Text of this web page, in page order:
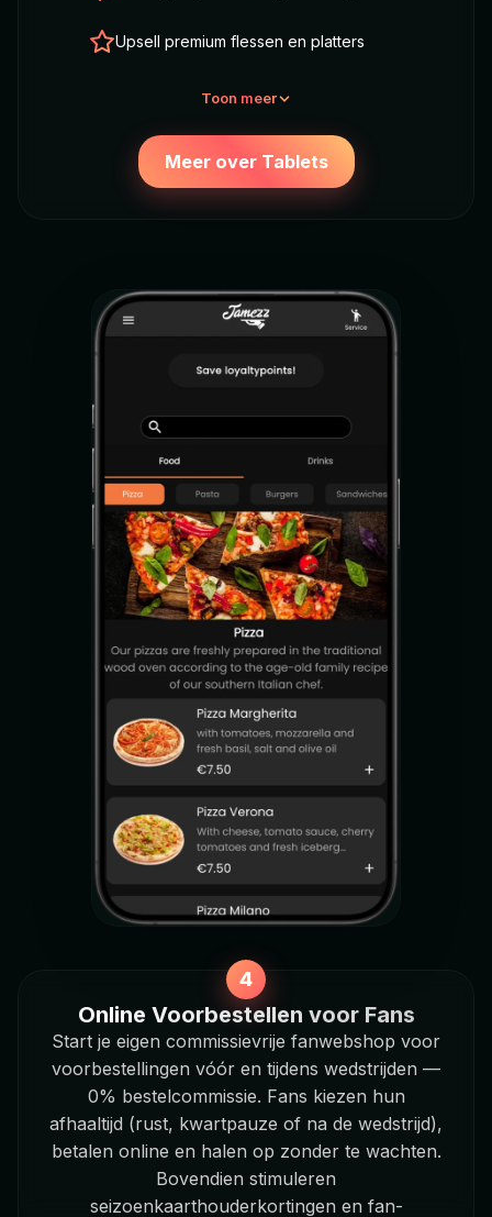
Upsell premium flessen en platters
Toon meer
Meer over Tablets
Online Voorbestellen voor Fans
Start je eigen commissievrije fanwebshop voor
voorbestellingen vóór en tijdens wedstrijden —
0% bestelcommissie. Fans kiezen hun
afhaaltijd (rust, kwartpauze of na de wedstrijd),
betalen online en halen op zonder te wachten.
Bovendien stimuleren
seizoenkaarthouderkortingen en fan-